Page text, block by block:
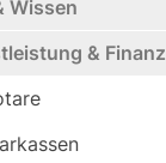
Wissen
&